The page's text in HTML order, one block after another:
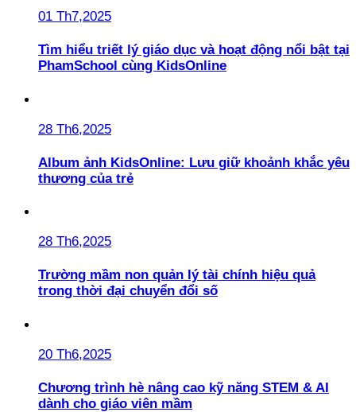
01 Th7,2025
Tìm hiểu triết lý giáo dục và hoạt động nổi bật tại
PhamSchool cùng KidsOnline
28 Th6,2025
Album ảnh KidsOnline: Lưu giữ khoảnh khắc yêu
thương của trẻ
28 Th6,2025
Trường mầm non quản lý tài chính hiệu quả
trong thời đại chuyển đổi số
20 Th6,2025
Chương trình hè nâng cao kỹ năng STEM & AI
dành cho giáo viên mầm